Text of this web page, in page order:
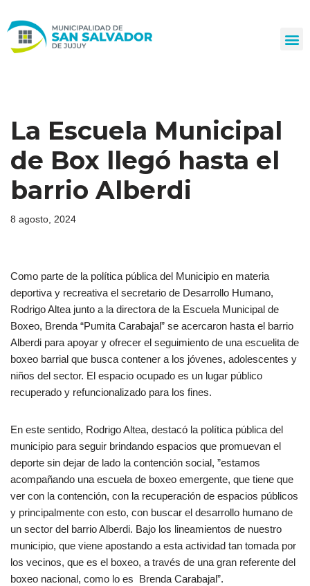
al
La Escuela Municipal
de Box llegó hasta el
barrio Alberdi
8 agosto, 2024
Como parte de la política pública del Municipio en materia
deportiva y recreativa el secretario de Desarrollo Humano,
Rodrigo Altea junto a la directora de la Escuela Municipal de
Boxeo, Brenda “Pumita Carabajal” se acercaron hasta el barrio
Alberdi para apoyar y ofrecer el seguimiento de una escuelita de
boxeo barrial que busca contener a los jóvenes, adolescentes y
niños del sector. El espacio ocupado es un lugar público
recuperado y refuncionalizado para los fines.
En este sentido, Rodrigo Altea, destacó la política pública del
municipio para seguir brindando espacios que promuevan el
deporte sin dejar de lado la contención social, ”estamos
acompañando una escuela de boxeo emergente, que tiene que
ver con la contención, con la recuperación de espacios públicos
y principalmente con esto, con buscar el desarrollo humano de
un sector del barrio Alberdi. Bajo los lineamientos de nuestro
municipio, que viene apostando a esta actividad tan tomada por
los vecinos, que es el boxeo, a través de una gran referente del
boxeo nacional, como lo es Brenda Carabajal”.